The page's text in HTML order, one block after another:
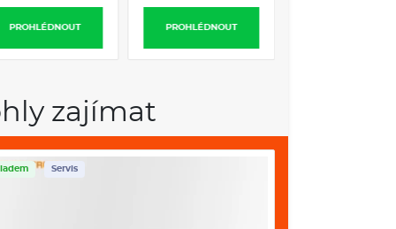
PROHLÉDNOUT PROHLÉDNOUT
zajímat
Servis